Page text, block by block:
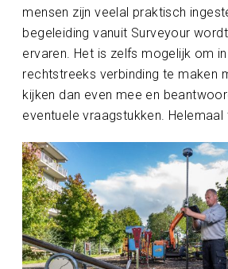
mensen zijn veelal praktisch
begeleiding vanuit Surveyour
ervaren. Het is zelfs mogelijk om
rechtstreeks verbinding te maken
kijken dan even mee en
eventuele vraagstukken. Helemaal